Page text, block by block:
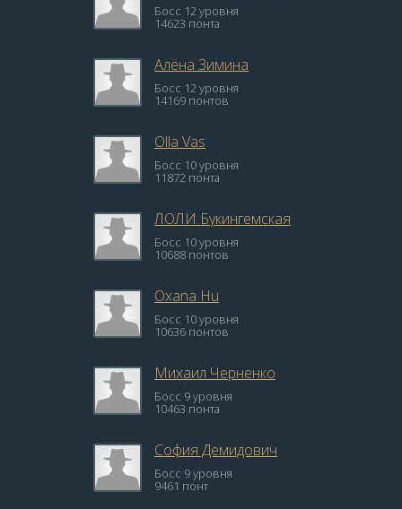
Босс 12 уровня
14623 понта
Алёна Зимина
Босс 12 уровня
14169 понтов
Olla Vas
Босс 10 уровня
11872 понта
ЛОЛИ Букингемская
Босс 10 уровня
10688 понтов
Oxana Hu
Босс 10 уровня
10636 понтов
Михаил Черненко
Босс 9 уровня
10463 понта
София Демидович
Босс 9 уровня
9461 понт